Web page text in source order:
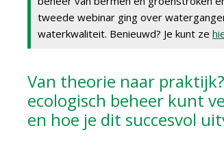
tweede webinar ging over
waterkwaliteit. Benieuwd? Je kunt ze
Van theorie naar
ecologisch beheer kunt
en hoe je dit succesvol